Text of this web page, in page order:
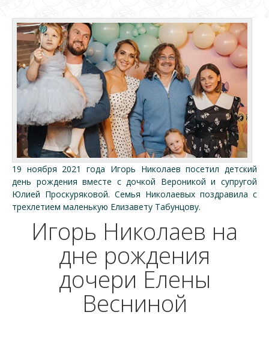
19 ноября 2021 года Игорь Николаев посетил детский
день рождения вместе с дочкой Вероникой и супругой
Юлией Проскуряковой. Семья Николаевых поздравила с
трехлетием маленькую Елизавету Табунцову.
Игорь Николаев на
дне рождения
дочери Елены
Весниной